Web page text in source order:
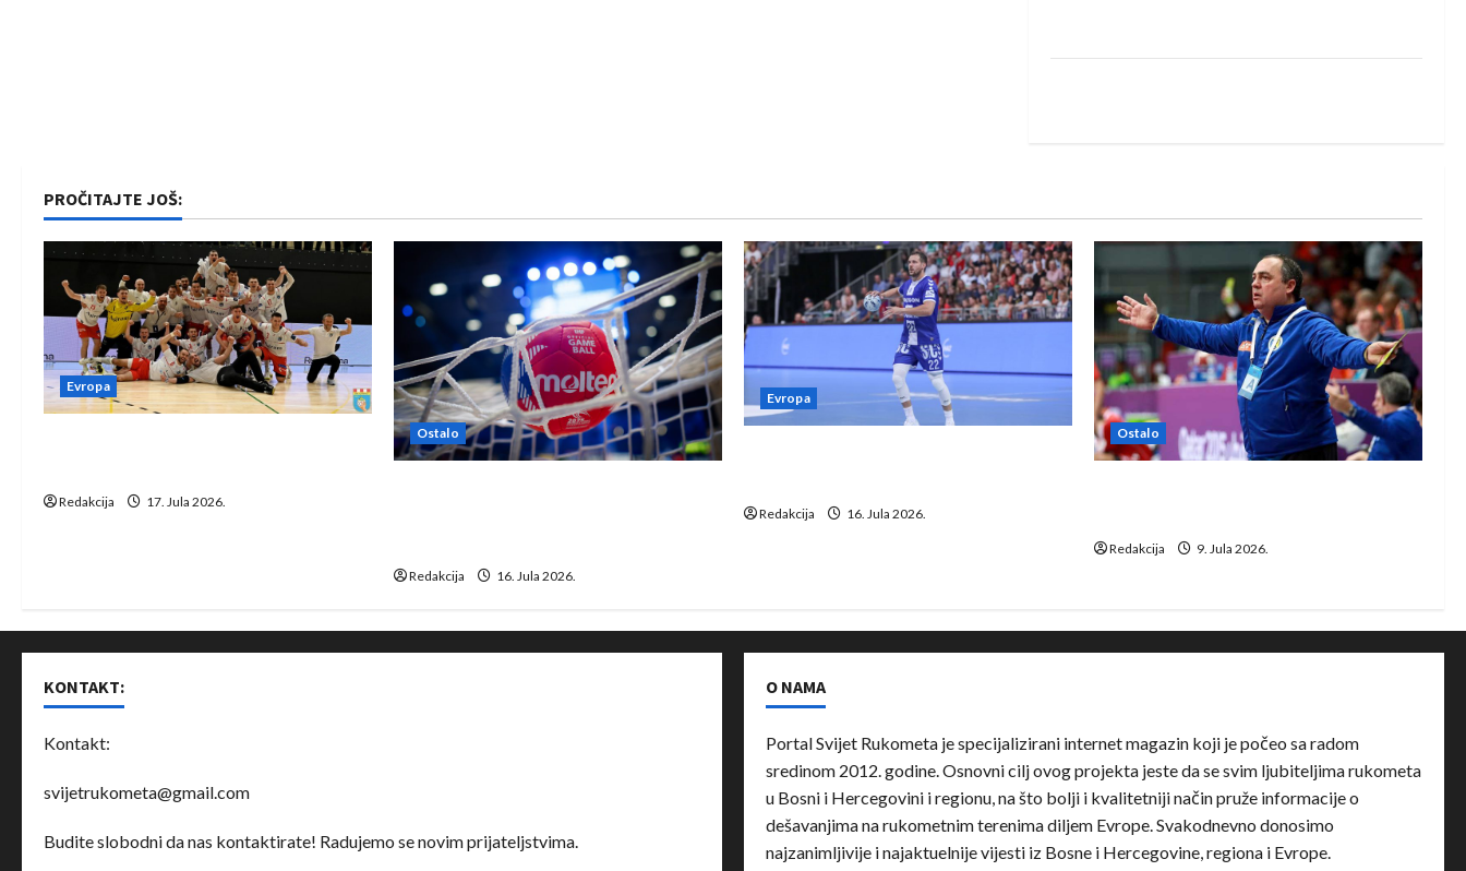
PROČITAJTE JOŠ:
Evropa
Redakcija 17. Jula 2026.
Ostalo
Redakcija 16. Jula 2026.
Evropa
Redakcija 16. Jula 2026.
Ostalo
Redakcija 9. Jula 2026.
KONTAKT:
Kontakt:
svijetrukometa@gmail.com
Budite slobodni da nas kontaktirate! Radujemo se novim prijateljstvima.
O NAMA
Portal Svijet Rukometa je specijalizirani internet magazin koji je počeo sa radom
sredinom 2012. godine. Osnovni cilj ovog projekta jeste da se svim ljubiteljima rukometa
u Bosni i Hercegovini i regionu, na što bolji i kvalitetniji način pruže informacije o
dešavanjima na rukometnim terenima diljem Evrope. Svakodnevno donosimo
najzanimljivije i najaktuelnije vijesti iz Bosne i Hercegovine, regiona i Evrope.